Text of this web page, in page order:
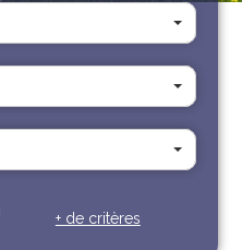
+ de critères